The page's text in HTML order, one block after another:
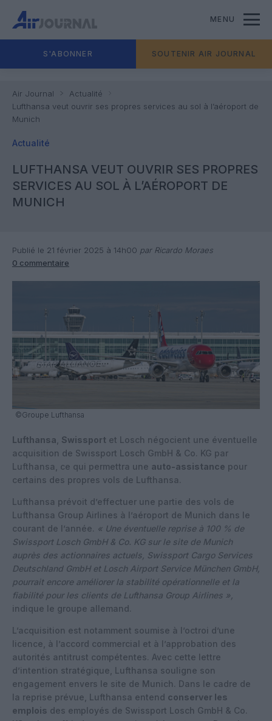
MENU
S'ABONNER SOUTENIR AIR JOURNAL
Air Journal
Actualité
Lufthansa veut ouvrir ses propres services au sol à l’aéroport de
Munich
Actualité
LUFTHANSA VEUT OUVRIR SES PROPRES
SERVICES AU SOL À L’AÉROPORT DE
MUNICH
Publié le 21 février 2025 à 14h00 par Ricardo Moraes
0 commentaire
©Groupe Lufthansa
Lufthansa Swissport et Losch négocient une éventuelle
acquisition de Swissport Losch GmbH & Co. KG par
Lufthansa, ce qui permettra une auto-assistance pour
certains des propres vols de Lufthansa.
Lufthansa prévoit d’effectuer une partie des vols de
Lufthansa Group Airlines à l’aéroport de Munich dans le
courant de l’année. « Une éventuelle reprise à 100 % de
Swissport Losch GmbH & Co. KG sur le site de Munich
auprès des actionnaires actuels, Swissport Cargo Services
Deutschland GmbH et Losch Airport Service München GmbH,
pourrait encore améliorer la stabilité opérationnelle et la
fiabilité pour les clients de Lufthansa Group Airlines »,
indique le groupe allemand.
L’acquisition est notamment soumise à l’octroi d’une
licence, à l’accord commercial et à l’approbation des
autorités antitrust compétentes. Avec cette lettre
d’intention stratégique, Lufthansa souligne son
engagement envers le site de Munich. Dans le cadre de
la reprise prévue, Lufthansa entend conserver les
emplois des employés de Swissport Losch GmbH & Co.